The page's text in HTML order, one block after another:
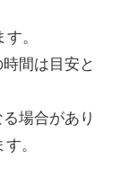
。
間は目安と
場合があり
。